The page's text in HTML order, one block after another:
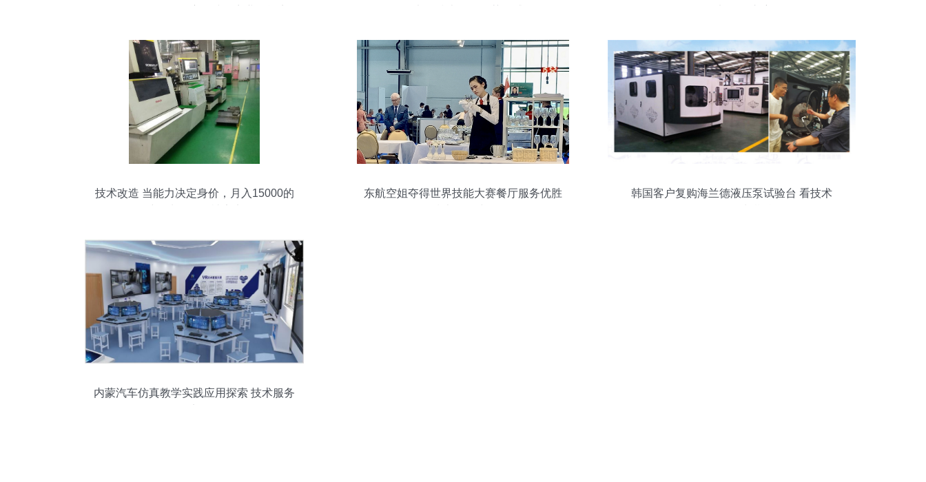
技术改造 当能力决定身价，月入15000的
东航空姐夺得世界技能大赛餐厅服务优胜
韩国客户复购海兰德液压泵试验台 看技术
内蒙汽车仿真教学实践应用探索 技术服务